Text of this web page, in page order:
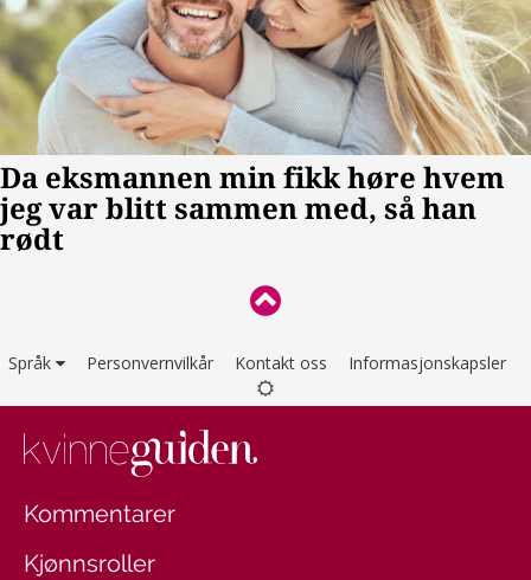
Språk Personvernvilkår Kontakt oss Informasjonskapsler
Kommentarer
Kjønnsroller